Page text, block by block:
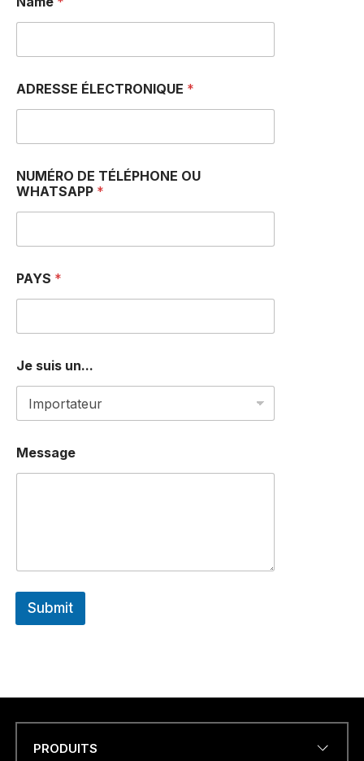
n
.
.
m
s
u
i
ADRESSE ÉLECTRONIQUE *
NUMÉRO DE TÉLÉPHONE OU
WHATSAPP *
PAYS *
Je suis un...
Message
Submit
PRODUITS